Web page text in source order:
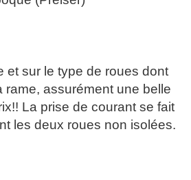
et sur le type de roues dont
rame, assurément une belle
La prise de courant se fait
les deux roues non isolées.